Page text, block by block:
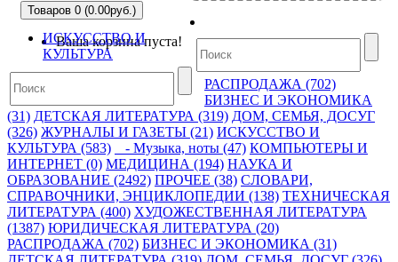
Товаров 0 (0.00руб.)
Ваша корзина пуста!
ИСКУССТВО И
КУЛЬТУРА
РАСПРОДАЖА (702)
БИЗНЕС И ЭКОНОМИКА
(31) ДЕТСКАЯ ЛИТЕРАТУРА (319) ДОМ, СЕМЬЯ, ДОСУГ
(326) ЖУРНАЛЫ И ГАЗЕТЫ (21) ИСКУССТВО И
КУЛЬТУРА (583)
- Музыка, ноты (47) КОМПЬЮТЕРЫ И
ИНТЕРНЕТ (0) МЕДИЦИНА (194) НАУКА И
ОБРАЗОВАНИЕ (2492) ПРОЧЕЕ (38) СЛОВАРИ,
СПРАВОЧНИКИ, ЭНЦИКЛОПЕДИИ (138) ТЕХНИЧЕСКАЯ
ЛИТЕРАТУРА (400) ХУДОЖЕСТВЕННАЯ ЛИТЕРАТУРА
(1387) ЮРИДИЧЕСКАЯ ЛИТЕРАТУРА (20)
РАСПРОДАЖА (702) БИЗНЕС И ЭКОНОМИКА (31)